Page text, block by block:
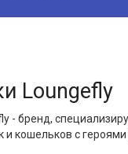
Loungefly
- бренд,
и кошельков с